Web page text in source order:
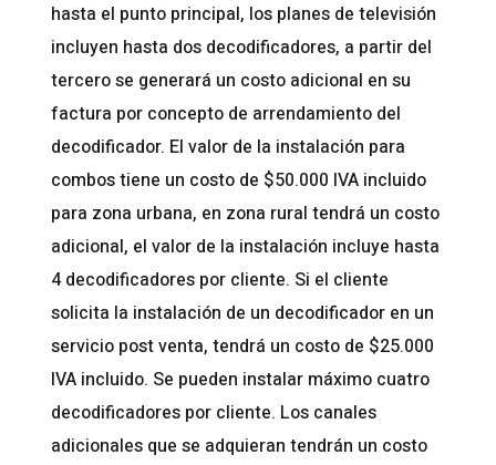
hasta el punto principal, los planes de televisión
incluyen hasta dos decodificadores, a partir del
tercero se generará un costo adicional en su
factura por concepto de arrendamiento del
decodificador. El valor de la instalación para
combos tiene un costo de $50.000 IVA incluido
para zona urbana, en zona rural tendrá un costo
adicional, el valor de la instalación incluye hasta
4 decodificadores por cliente. Si el cliente
solicita la instalación de un decodificador en un
servicio post venta, tendrá un costo de $25.000
IVA incluido. Se pueden instalar máximo cuatro
decodificadores por cliente. Los canales
adicionales que se adquieran tendrán un costo